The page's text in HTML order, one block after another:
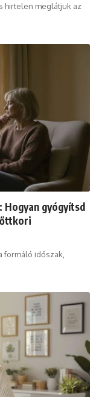
hirtelen meglátjuk az
Hogyan gyógyítsd
formáló időszak,